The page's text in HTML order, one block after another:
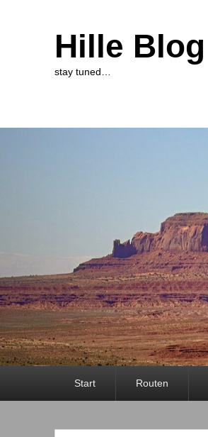
Hille Blog
stay tuned…
Start Routen